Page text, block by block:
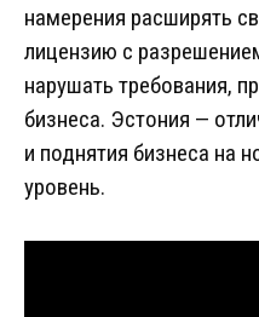
намерения расширять
лицензию с
нарушать требования,
бизнеса. Эстония —
и поднятия бизнеса на
уровень.